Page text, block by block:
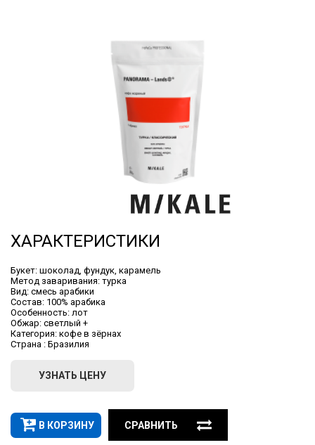
ХАРАКТЕРИСТИКИ
Букет: шоколад, фундук, карамель
Метод заваривания: турка
Вид: смесь арабики
Состав: 100% арабика
Особенность: лот
Обжар: светлый +
Категория: кофе в зёрнах
Cтрана : Бразилия
УЗНАТЬ ЦЕНУ
В КОРЗИНУ СРАВНИТЬ